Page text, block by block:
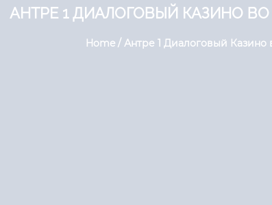
АНТРЕ 1 ДИАЛОГОВЫЙ КАЗИНО
Home / Антре 1 Диалоговый